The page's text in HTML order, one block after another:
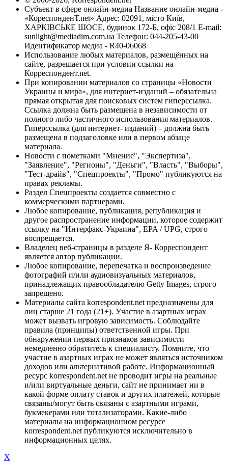
Субъект в сфере онлайн-медиа Название онлайн-медиа -
«КореспонденТ.net» Адрес: 02091, місто Київ,
ХАРКІВСЬКЕ ШОСЕ, будинок 172-Б, офіс 208/1 E-mail:
sunlight@mediadim.com.ua Телефон: 044-205-43-00
Идентификатор медиа - R40-06068
Использование любых материалов, размещённых на
сайте, разрешается при условии ссылки на
Корреспондент.net.
При копировании материалов со страницы «Новости
Украины и мира», для интернет-изданий – обязательна
прямая открытая для поисковых систем гиперссылка.
Ссылка должна быть размещена в независимости от
полного либо частичного использования материалов.
Гиперссылка (для интернет- изданий) – должна быть
размещена в подзаголовке или в первом абзаце
материала.
Новости с пометками "Мнение", "Экспертиза",
"Заявление", "Регионы", "Деньги", "Власть", "Выборы",
"Тест-драйв", "Спецпроекты", "Промо" публикуются на
правах рекламы.
Раздел Спецпроекты создается совместно с
коммерческими партнерами.
Любое копирование, публикация, републикация и
другое распространение информации, которое содержит
ссылку на "Интерфакс-Украина", EPA / UPG, строго
воспрещается.
Владелец веб-страницы в разделе Я- Корреспондент
является автор публикации.
Любое копирование, перепечатка и воспроизведение
фотографий и/или аудиовизуальных материалов,
принадлежащих правообладателю Getty Images, строго
запрещено.
Материалы сайта korrespondent.net предназначены для
лиц старше 21 года (21+). Участие в азартных играх
может вызвать игровую зависимость. Соблюдайте
правила (принципы) ответственной игры. При
обнаружении первых признаков зависимости
немедленно обратитесь к специалисту. Помните, что
участие в азартных играх не может являться источником
доходов или альтернативой работе. Информационный
ресурс korrespondent.net не проводит игры на реальные
и/или виртуальные деньги, сайт не принимает ни в
какой форме оплату ставок и других платежей, которые
связаны/могут быть связаны с азартными играми,
букмекерами или тотализаторами. Какие-либо
материалы на информационном ресурсе
korrespondent.net публикуются исключительно в
информационных целях.
X